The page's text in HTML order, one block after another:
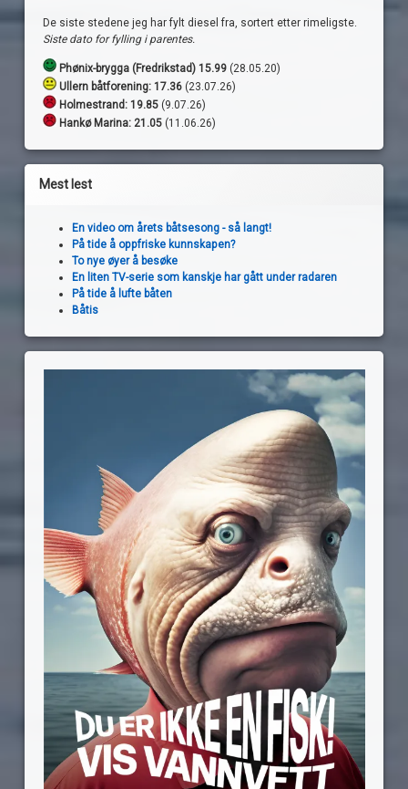
De siste stedene jeg har fylt diesel fra, sortert etter rimeligste.
Siste dato for fylling i parentes.
Phønix-brygga (Fredrikstad) 15.99 (28.05.20)
Ullern båtforening: 17.36 (23.07.26)
Holmestrand: 19.85 (9.07.26)
Hankø Marina: 21.05 (11.06.26)
Mest lest
En video om årets båtsesong - så langt!
På tide å oppfriske kunnskapen?
To nye øyer å besøke
En liten TV-serie som kanskje har gått under radaren
På tide å lufte båten
Båtis